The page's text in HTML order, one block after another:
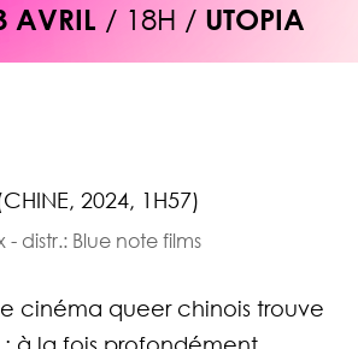
AVRIL / 18H /UTOPIA
2024, 1H57)
- distr.: Blue note films
cinéma queer chinois trouve